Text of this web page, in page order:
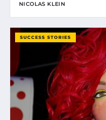
NICOLAS KLEIN
SUCCESS STORIES